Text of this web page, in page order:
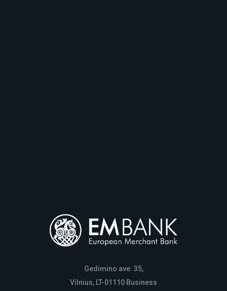
Gedimino ave. 35,
Vilnius, LT-01110 Business